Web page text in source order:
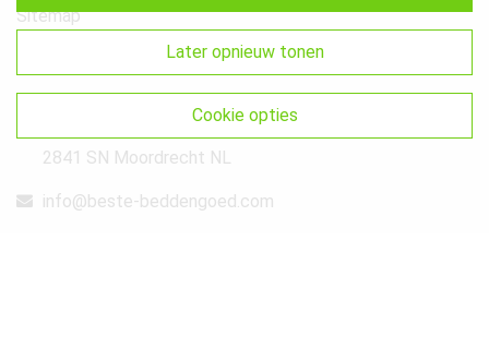
Sitemap
Beste-Beddengoed.com
2841 SN Moordrecht NL
info@beste-beddengoed.com
later opnieuw tonen
cookie opties